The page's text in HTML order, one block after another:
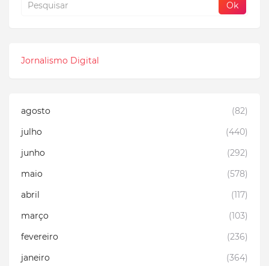
Jornalismo Digital
agosto
(82)
julho
(440)
junho
(292)
maio
(578)
abril
(117)
março
(103)
fevereiro
(236)
janeiro
(364)